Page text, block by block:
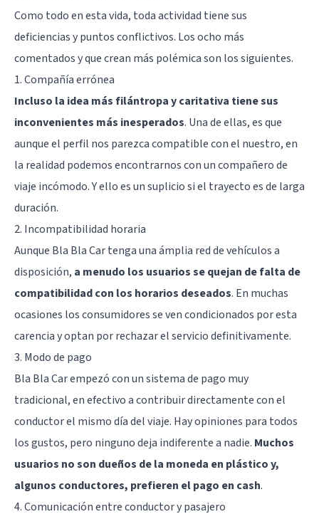
Como todo en esta vida, toda actividad tiene sus
deficiencias y puntos conflictivos. Los ocho más
comentados y que crean más polémica son los siguientes.
1. Compañía errónea
Incluso la idea más filántropa y caritativa tiene sus
inconvenientes más inesperados. Una de ellas, es que
aunque el perfil nos parezca compatible con el nuestro, en
la realidad podemos encontrarnos con un compañero de
viaje incómodo. Y ello es un suplicio si el trayecto es de larga
duración.
2. Incompatibilidad horaria
Aunque Bla Bla Car tenga una ámplia red de vehículos a
disposición, a menudo los usuarios se quejan de falta de
compatibilidad con los horarios deseados. En muchas
ocasiones los consumidores se ven condicionados por esta
carencia y optan por rechazar el servicio definitivamente.
3. Modo de pago
Bla Bla Car empezó con un sistema de pago muy
tradicional, en efectivo a contribuir directamente con el
conductor el mismo día del viaje. Hay opiniones para todos
los gustos, pero ninguno deja indiferente a nadie. Muchos
usuarios no son dueños de la moneda en plástico y,
algunos conductores, prefieren el pago en cash.
4. Comunicación entre conductor y pasajero